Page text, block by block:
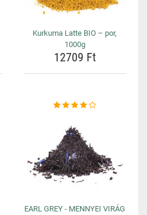
Kurkuma Latte BIO – por,
1000g
12709 Ft
EARL GREY - MENNYEI VIRÁG